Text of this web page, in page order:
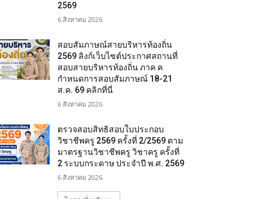
2569
6 สิงหาคม 2026
สอบสัมภาษณ์สายบริหารท้องถิ่น
2569 ลิงก์เว็บไซต์ประกาศสถานที่
สอบสายบริหารท้องถิ่น ภาค ค
กำหนดการสอบสัมภาษณ์ 18-21
ส.ค. 69 คลิกที่นี่
6 สิงหาคม 2026
ตรวจสอบสิทธิสอบใบประกอบ
วิชาชีพครู 2569 ครั้งที่ 2/2569 ตาม
มาตรฐานวิชาชีพครู วิชาครู ครั้งที่
2 ระบบกระดาษ ประจำปี พ.ศ. 2569
6 สิงหาคม 2026